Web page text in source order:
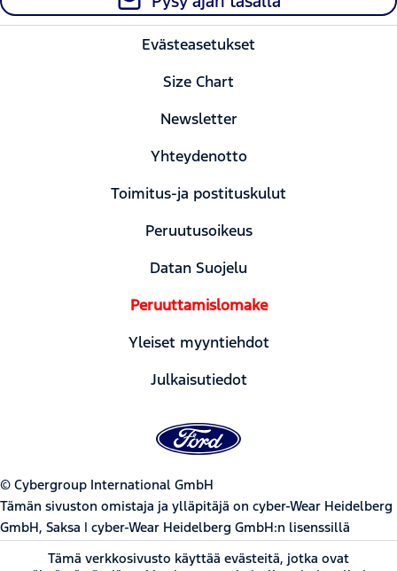
Evästeasetukset
Size Chart
Newsletter
Yhteydenotto
Toimitus-ja postituskulut
Peruutusoikeus
Datan Suojelu
Peruuttamislomake
Yleiset myyntiehdot
Julkaisutiedot
© Cybergroup International GmbH
Tämän sivuston omistaja ja ylläpitäjä on cyber-Wear Heidelberg
GmbH, Saksa | cyber-Wear Heidelberg GmbH:n lisenssillä
Tämä verkkosivusto käyttää evästeitä, jotka ovat